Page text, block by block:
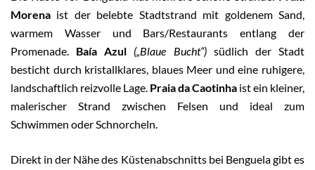
Morena ist der belebte Stadtstrand mit goldenem Sand,
warmem Wasser und Bars/Restaurants entlang der
Promenade. Baía Azul („Blaue Bucht“)südlich der Stadt
besticht durch kristallklares, blaues Meer und eine ruhigere,
landschaftlich reizvolle Lage. Praia da Caotinha ist ein kleiner,
malerischer Strand zwischen Felsen und ideal zum
Schwimmen oder Schnorcheln.
Direkt in der Nähe des Küstenabschnitts bei Benguela gibt es